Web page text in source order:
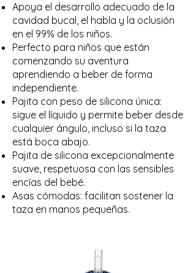
Apoya el desarrollo adecuado de la
cavidad bucal, el habla y la oclusión
en el 99% de los niños.
Perfecto para niños que están
comenzando su aventura
aprendiendo a beber de forma
independiente.
Pajita con peso de silicona única:
sigue el líquido y permite beber desde
cualquier ángulo, incluso si la taza
está boca abajo.
Pajita de silicona excepcionalmente
suave, respetuosa con las sensibles
encías del bebé.
Asas cómodas: facilitan sostener la
taza en manos pequeñas.